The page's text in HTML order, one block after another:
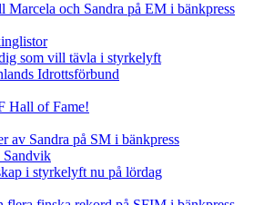
Marcela och Sandra på EM i bänkpress
som vill tävla i styrkelyft
Idrottsförbund
Hall of Fame!
av Sandra på SM i bänkpress
i styrkelyft nu på lördag